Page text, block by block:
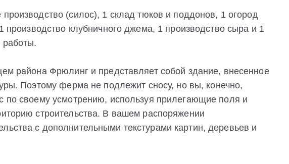
(силос), 1 склад тюков и поддонов, 1 огород
производство клубничного джема, 1 производство сыра и 1
работы.
района Фрюлинг и представляет собой здание, внесенное
Поэтому ферма не подлежит сносу, но вы, конечно,
по своему усмотрению, используя прилегающие поля и
строительства. В вашем распоряжении
с дополнительными текстурами картин, деревьев и